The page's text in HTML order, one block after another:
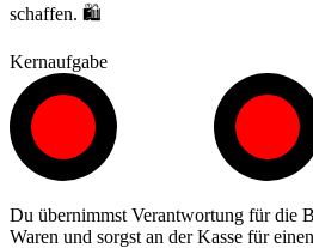
schaffen. 🛍️
Kernaufgabe
Du übernimmst Verantwortung für die
Waren und sorgst an der Kasse für